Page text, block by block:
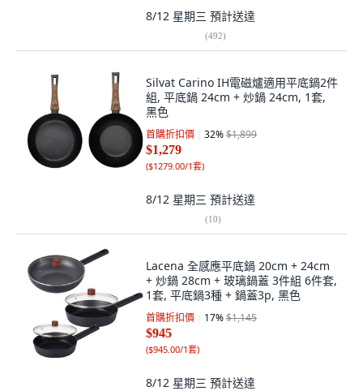
8/12 星期三 預計送達
(492)
Silvat Carino IH電磁爐適用平底鍋2件
組, 平底鍋 24cm + 炒鍋 24cm, 1套,
黑色
首購折扣價 32%$1,899
$1,279
($1279.00/1套)
8/12 星期三 預計送達
(10)
Lacena 全感應平底鍋 20cm + 24cm
+ 炒鍋 28cm + 玻璃鍋蓋 3件組 6件套,
1套, 平底鍋3種 + 鍋蓋3p, 黑色
首購折扣價 17%$1,145
$945
($945.00/1套)
8/12 星期三 預計送達